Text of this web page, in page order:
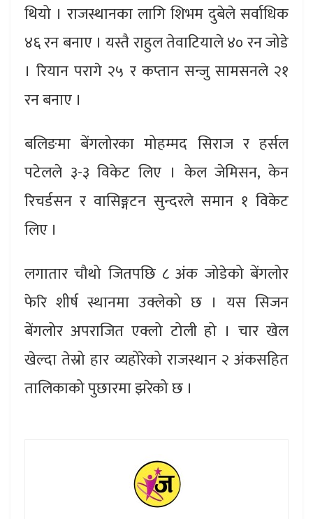
थियो । राजस्थानका लागि शिभम दुबेले सर्वाधिक
४६ रन बनाए । यस्तै राहुल तेवाटियाले ४० रन जोडे
। रियान परागे २५ र कप्तान सन्जु सामसनले २१
रन बनाए ।
बलिङमा बेंगलोरका मोहम्मद सिराज र हर्सल
पटेलले ३-३ विकेट लिए । केल जेमिसन, केन
रिचर्डसन र वासिङ्गटन सुन्दरले समान १ विकेट
लिए ।
लगातार चौथो जितपछि ८ अंक जोडेको बेंगलोर
फेरि शीर्ष स्थानमा उक्लेको छ । यस सिजन
बेंगलोर अपराजित एक्लो टोली हो । चार खेल
खेल्दा तेस्रो हार व्यहोरेको राजस्थान २ अंकसहित
तालिकाको पुछारमा झरेको छ ।